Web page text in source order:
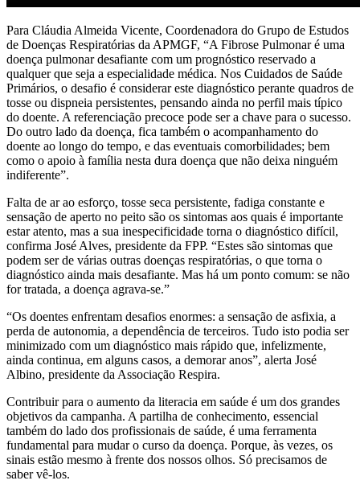
Para Cláudia Almeida Vicente, Coordenadora do Grupo de Estudos
de Doenças Respiratórias da APMGF, “A Fibrose Pulmonar é uma
doença pulmonar desafiante com um prognóstico reservado a
qualquer que seja a especialidade médica. Nos Cuidados de Saúde
Primários, o desafio é considerar este diagnóstico perante quadros de
tosse ou dispneia persistentes, pensando ainda no perfil mais típico
do doente. A referenciação precoce pode ser a chave para o sucesso.
Do outro lado da doença, fica também o acompanhamento do
doente ao longo do tempo, e das eventuais comorbilidades; bem
como o apoio à família nesta dura doença que não deixa ninguém
indiferente”.
Falta de ar ao esforço, tosse seca persistente, fadiga constante e
sensação de aperto no peito são os sintomas aos quais é importante
estar atento, mas a sua inespecificidade torna o diagnóstico difícil,
confirma José Alves, presidente da FPP. “Estes são sintomas que
podem ser de várias outras doenças respiratórias, o que torna o
diagnóstico ainda mais desafiante. Mas há um ponto comum: se não
for tratada, a doença agrava-se.”
“Os doentes enfrentam desafios enormes: a sensação de asfixia, a
perda de autonomia, a dependência de terceiros. Tudo isto podia ser
minimizado com um diagnóstico mais rápido que, infelizmente,
ainda continua, em alguns casos, a demorar anos”, alerta José
Albino, presidente da Associação Respira.
Contribuir para o aumento da literacia em saúde é um dos grandes
objetivos da campanha. A partilha de conhecimento, essencial
também do lado dos profissionais de saúde, é uma ferramenta
fundamental para mudar o curso da doença. Porque, às vezes, os
sinais estão mesmo à frente dos nossos olhos. Só precisamos de
saber vê-los.